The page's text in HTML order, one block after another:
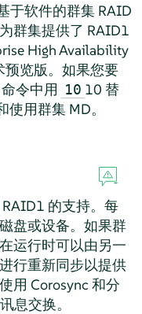
于软件的群集 RAID
群集提供了 RAID1
High Availability
预览版。如果您要
命令中用 10 10 替
用群集 MD。
的支持。每
盘或设备。如果群
运行时可以由另一
行重新同步以提供
用 Corosync 和分
息交换。